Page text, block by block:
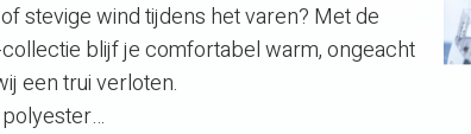
stevige wind tijdens het varen? Met de
blijf je comfortabel warm, ongeacht
een trui verloten.